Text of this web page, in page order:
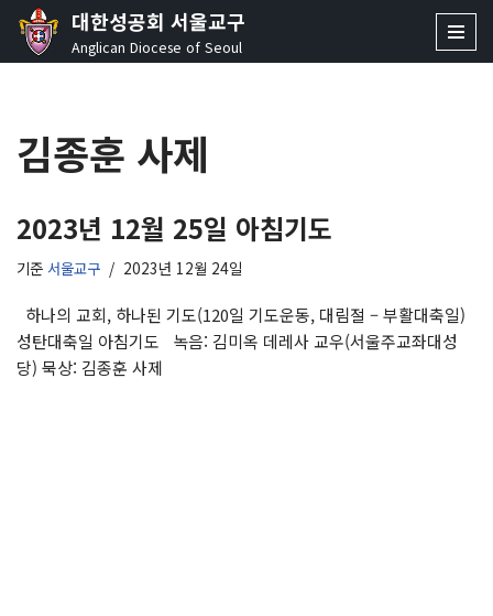
콘
로
건
뛰
기
대한성공회 서울교구
Anglican Diocese of Seoul
김종훈 사제
2023년 12월 25일 아침기도
기준 서울교구 2023년 12월 24일
하나의 교회, 하나된 기도(120일 기도운동, 대림절 – 부활대축일)
성탄대축일 아침기도 녹음: 김미옥 데레사 교우(서울주교좌대성
당) 묵상: 김종훈 사제